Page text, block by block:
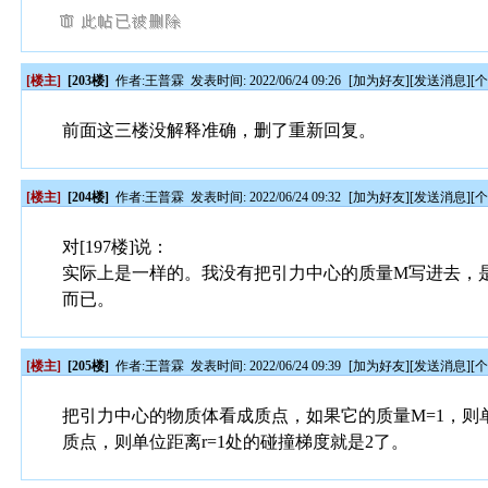
[楼主] [203楼] 作者:王普霖 发表时间: 2022/06/24 09:26 [加为好友][发送消息][
前面这三楼没解释准确，删了重新回复。
[楼主] [204楼] 作者:王普霖 发表时间: 2022/06/24 09:32 [加为好友][发送消息][
对[197楼]说：
实际上是一样的。我没有把引力中心的质量M写进去
而已。
[楼主] [205楼] 作者:王普霖 发表时间: 2022/06/24 09:39 [加为好友][发送消息][
把引力中心的物质体看成质点，如果它的质量M=1，
质点，则单位距离r=1处的碰撞梯度就是2了。